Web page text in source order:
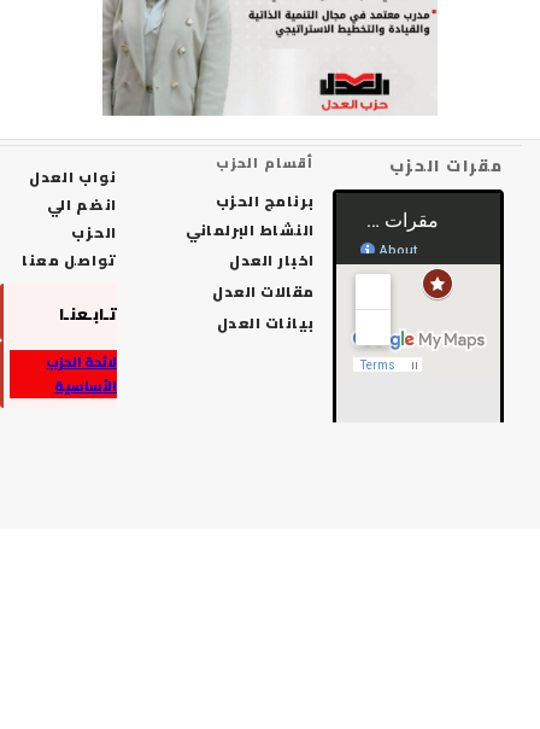
الحزب أقسام الحزب
برنامج الحزب
النشاط البرلماني
اخبار العدل
مقالات العدل
بيانات العدل
نواب العدل
انضم الي
تواصل معنا
تـابـعنـا
لائحة الحزب
الأساسية